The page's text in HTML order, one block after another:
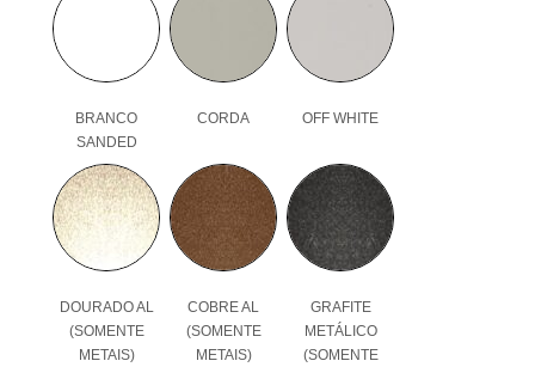
BRANCO
SANDED
CORDA OFF WHITE
DOURADO AL
(SOMENTE
METAIS)
COBRE AL
(SOMENTE
METAIS)
GRAFITE
METÁLICO
(SOMENTE